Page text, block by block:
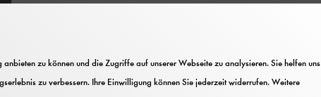
zu können und die Zugriffe auf unserer Webseite zu analysieren. Sie helfen uns
zu verbessern. Ihre Einwilligung können Sie jederzeit widerrufen. Weitere